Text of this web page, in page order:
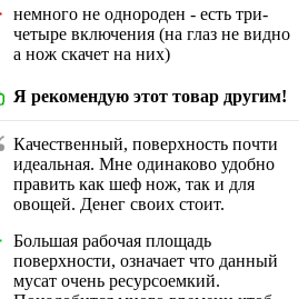
немного не однороден - есть три-
четыре включения (на глаз не видно
а нож скачет на них)
Я рекомендую этот товар другим!
Качественный, поверхность почти
идеальная. Мне одинаково удобно
править как шеф нож, так и для
овощей. Денег своих стоит.
Большая рабочая площадь
поверхности, означает что данный
мусат очень ресурсоемкий.